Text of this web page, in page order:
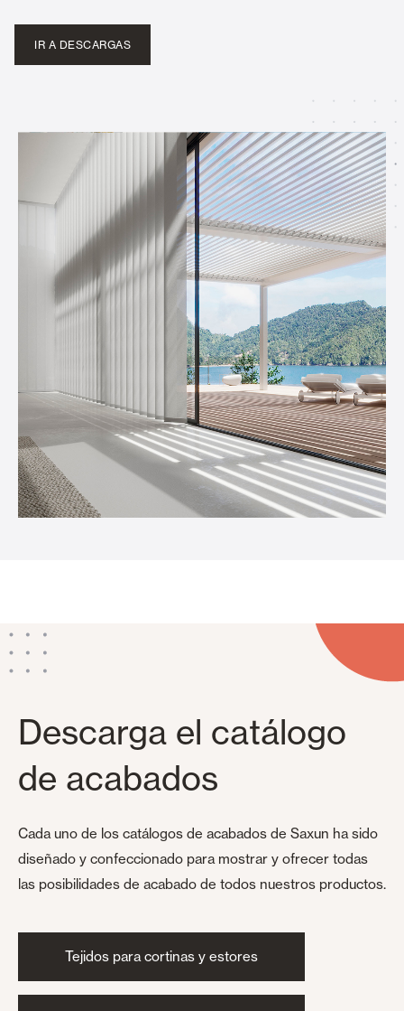
IR A DESCARGAS
Descarga el catálogo
de acabados
Cada uno de los catálogos de acabados de Saxun ha sido
diseñado y confeccionado para mostrar y ofrecer todas
las posibilidades de acabado de todos nuestros productos.
Tejidos para cortinas y estores